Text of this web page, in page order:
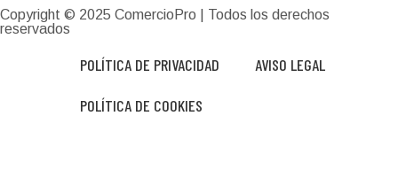
Copyright © 2025 ComercioPro | Todos los derechos
reservados
POLÍTICA DE PRIVACIDAD AVISO LEGAL
POLÍTICA DE COOKIES